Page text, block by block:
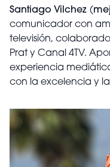
Santiago Vilchez (
comunicador con
televisión,
Prat y Canal 4TV.
experiencia
con la excelencia y